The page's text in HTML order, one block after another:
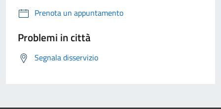
Prenota un appuntamento
Problemi in città
Segnala disservizio